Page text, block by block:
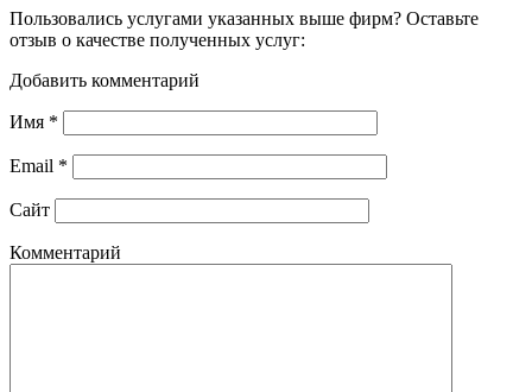
Пользовались услугами указанных выше фирм? Оставьте
отзыв о качестве полученных услуг:
Добавить комментарий
Имя *
Email *
Сайт
Комментарий